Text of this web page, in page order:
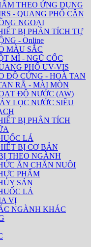
THEO ỨNG DỤNG
- QUANG PHỔ CẬN
NGOẠI
BỊ PHÂN TÍCH TỰ
- Online
MÀU SẮC
MÌ - NGŨ CỐC
PHỔ UV-VIS
ĐỘ CỨNG - HOÀ TAN
RÃ - MÀI MÒN
ĐỘ NƯỚC (AW)
LỌC NƯỚC SIÊU
BỊ PHÂN TÍCH
LÁ
BỊ CƠ BẢN
THEO NGÀNH
ĂN CHĂN NUÔI
PHẨM
SẢN
LÁ
VỊ
NGÀNH KHÁC